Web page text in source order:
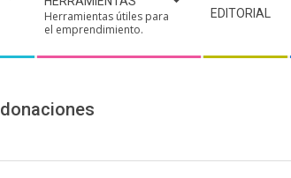
Herramientas útiles para
el emprendimiento.
EDITORIAL
donaciones